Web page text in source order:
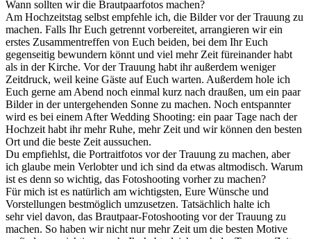
Wann sollten wir die Brautpaarfotos machen?
Am Hochzeitstag selbst empfehle ich, die Bilder vor der Trauung zu
machen. Falls Ihr Euch getrennt vorbereitet, arrangieren wir ein
erstes Zusammentreffen von Euch beiden, bei dem Ihr Euch
gegenseitig bewundern könnt und viel mehr Zeit füreinander habt
als in der Kirche. Vor der Trauung habt ihr außerdem weniger
Zeitdruck, weil keine Gäste auf Euch warten. Außerdem hole ich
Euch gerne am Abend noch einmal kurz nach draußen, um ein paar
Bilder in der untergehenden Sonne zu machen. Noch entspannter
wird es bei einem After Wedding Shooting: ein paar Tage nach der
Hochzeit habt ihr mehr Ruhe, mehr Zeit und wir können den besten
Ort und die beste Zeit aussuchen.
Du empfiehlst, die Portraitfotos vor der Trauung zu machen, aber
ich glaube mein Verlobter und ich sind da etwas altmodisch. Warum
ist es denn so wichtig, das Fotoshooting vorher zu machen?
Für mich ist es natürlich am wichtigsten, Eure Wünsche und
Vorstellungen bestmöglich umzusetzen. Tatsächlich halte ich
sehr viel davon, das Brautpaar-Fotoshooting vor der Trauung zu
machen. So haben wir nicht nur mehr Zeit um die besten Motive